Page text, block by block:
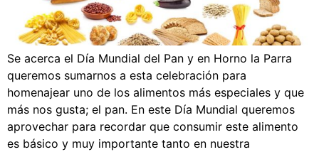
Se acerca el Día Mundial del Pan y en Horno la Parra
queremos sumarnos a esta celebración para
homenajear uno de los alimentos más especiales y que
más nos gusta; el pan. En este Día Mundial queremos
aprovechar para recordar que consumir este alimento
es básico y muy importante tanto en nuestra